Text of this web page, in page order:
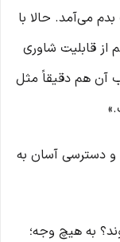
می‌آمد. حالا با
از قابلیت شاوری
آن هم دقیقاً مثل
دسترسی آسان به
به هیچ وجه؛